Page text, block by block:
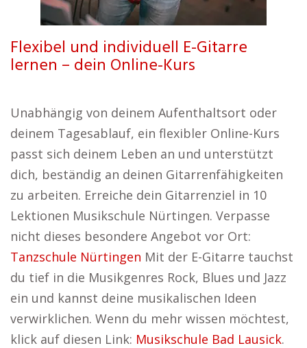
Flexibel und individuell E-Gitarre
lernen – dein Online-Kurs
Unabhängig von deinem Aufenthaltsort oder
deinem Tagesablauf, ein flexibler Online-Kurs
passt sich deinem Leben an und unterstützt
dich, beständig an deinen Gitarrenfähigkeiten
zu arbeiten. Erreiche dein Gitarrenziel in 10
Lektionen Musikschule Nürtingen. Verpasse
nicht dieses besondere Angebot vor Ort:
Tanzschule Nürtingen Mit der E-Gitarre tauchst
du tief in die Musikgenres Rock, Blues und Jazz
ein und kannst deine musikalischen Ideen
verwirklichen. Wenn du mehr wissen möchtest,
klick auf diesen Link: Musikschule Bad Lausick.